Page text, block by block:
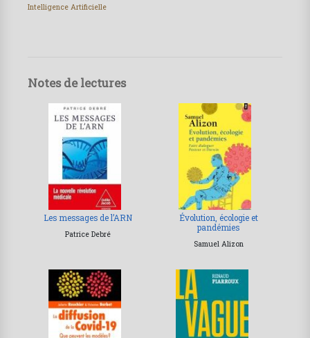
Intelligence Artificielle
Notes de lectures
Les messages de l’ARN
Patrice Debré
Évolution, écologie et
pandémies
Samuel Alizon